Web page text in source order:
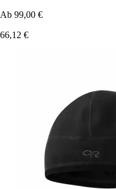
Ab 99,00 €
66,12 €